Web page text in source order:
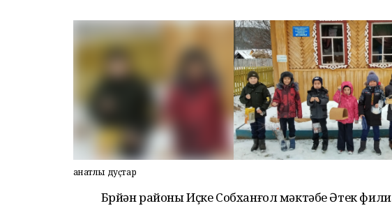
Ҡанатлы дуҫтар
Бөрйән районы Иҫке Собханғол мәктәбе Әтек